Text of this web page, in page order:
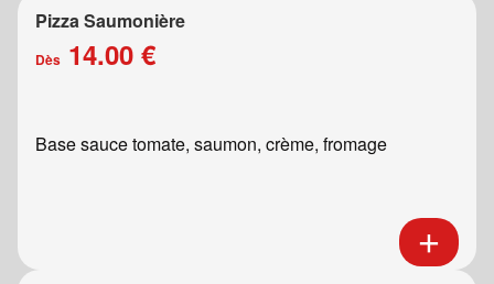
Pizza Saumonière
Dès 14.00 €
Base sauce tomate, saumon, crème, fromage